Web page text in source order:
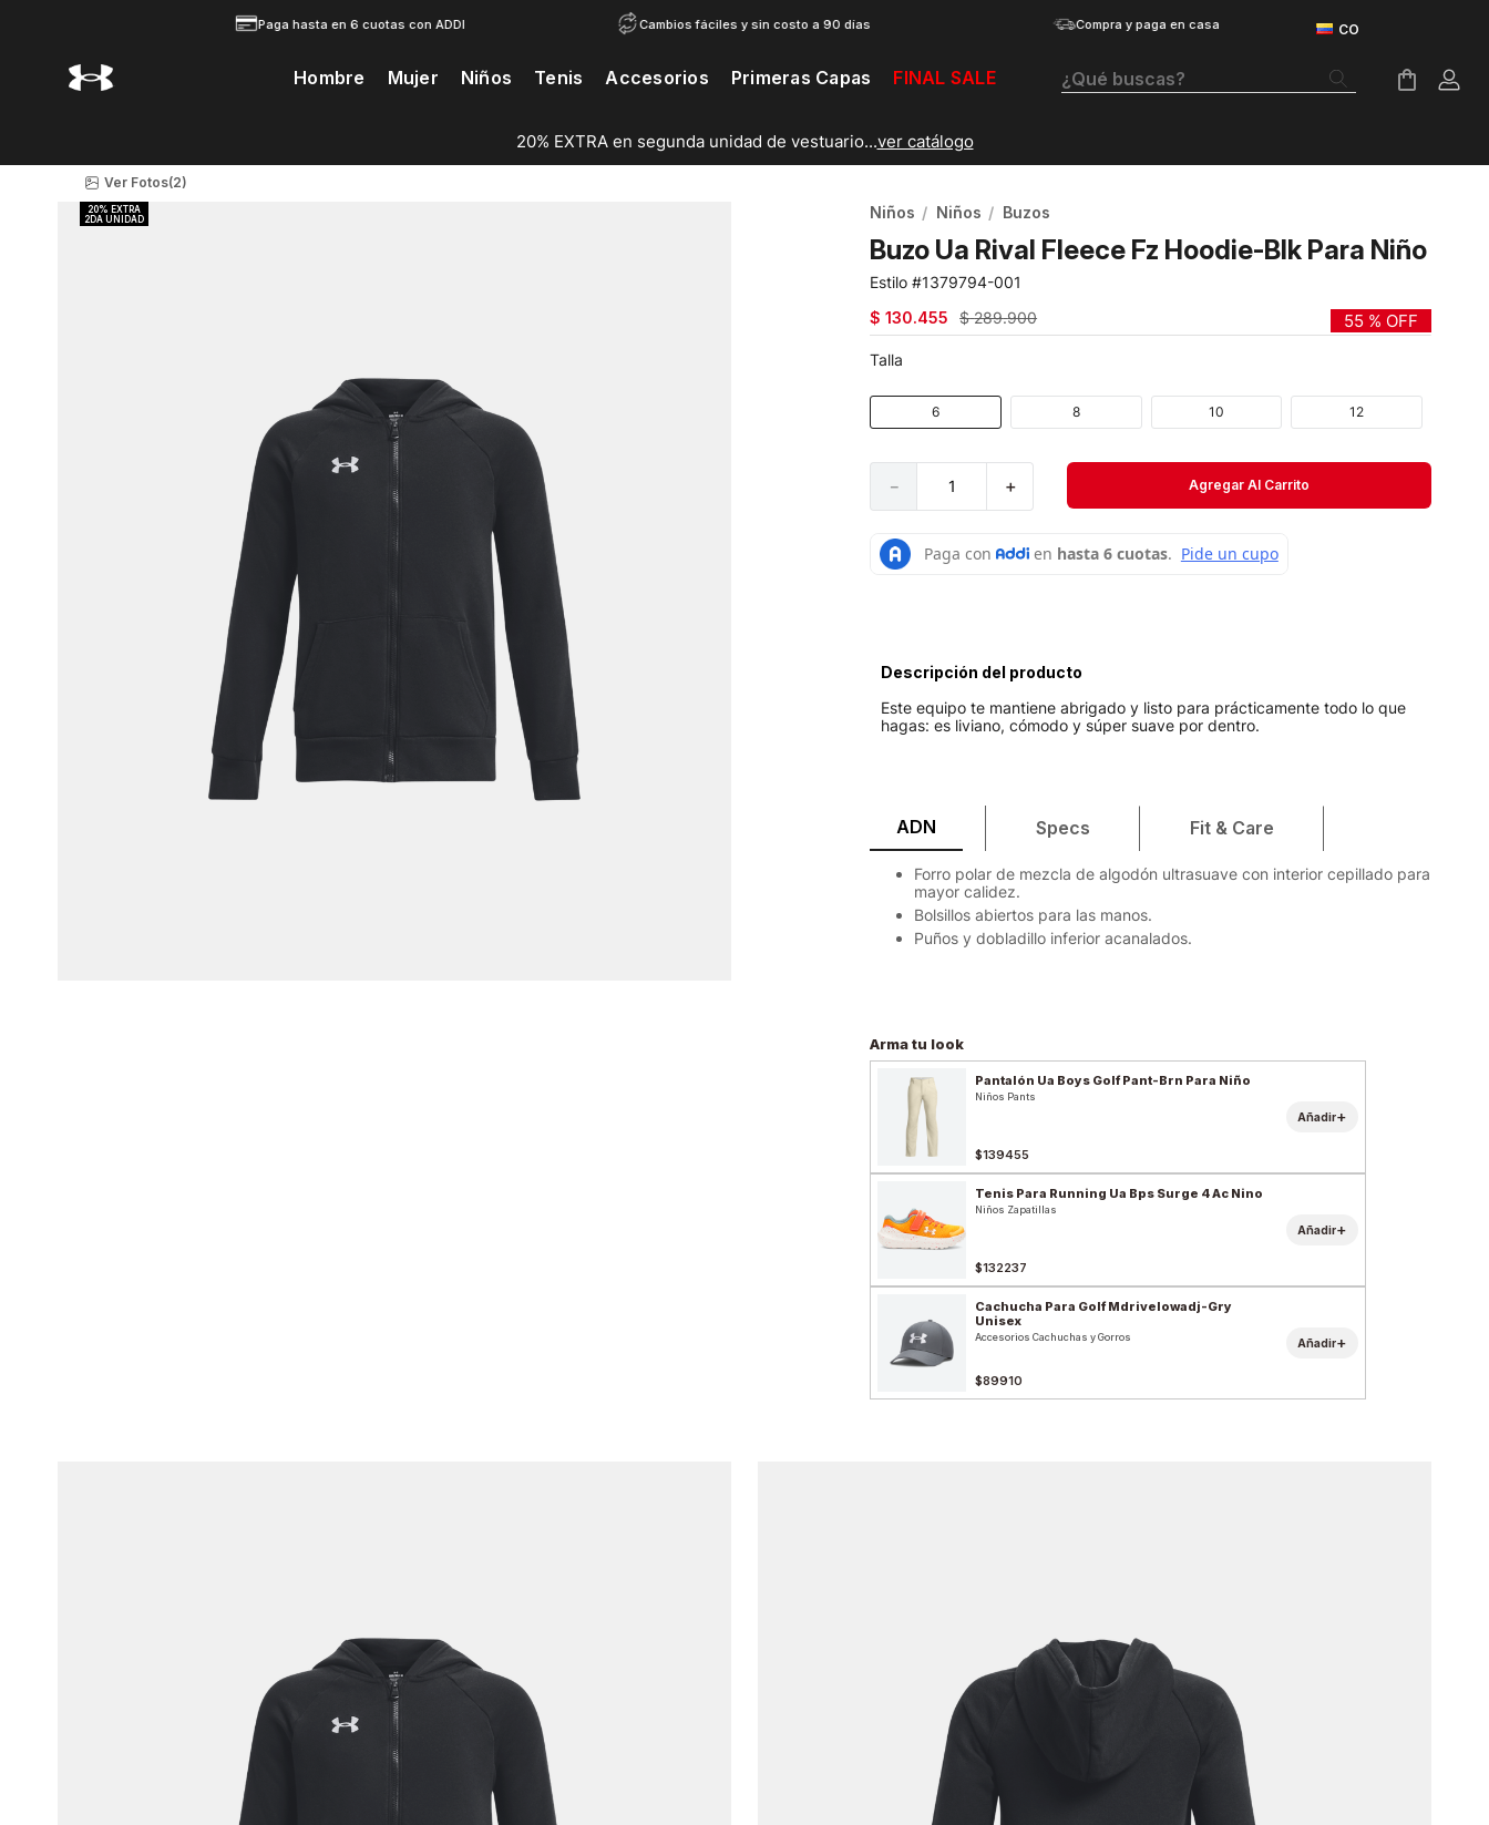
Paga hasta en 6 cuotas con ADDI Cambios fáciles y sin costo a 90 días Compra y paga en casa
Hombre Mujer Niños Tenis Accesorios Primeras Capas FINAL SALE ¿Qué buscas?
20% EXTRA en segunda unidad de vestuario...ver catálogo
Ver Fotos(2)
Niños Niños Buzos
Buzo Ua Rival Fleece Fz Hoodie-Blk Para Niño
1379794-001
$ 130.455 $ 289.900 55 % OFF
Talla
6 8 10 12
＋
－ Agregar Al Carrito
Descripción del producto
Este equipo te mantiene abrigado y listo para prácticamente todo lo que
hagas: es liviano, cómodo y súper suave por dentro.
ADN Specs Fit & Care
Forro polar de mezcla de algodón ultrasuave con interior cepillado para
mayor calidez.
Bolsillos abiertos para las manos.
Puños y dobladillo inferior acanalados.
Arma tu look
Pantalón Ua Boys Golf Pant-Brn Para Niño
Niños Pants
$139455
Añadir+
Tenis Para Running Ua Bps Surge 4 Ac Nino
Niños Zapatillas
$132237
Añadir+
Cachucha Para Golf Mdrivelowadj-Gry
Unisex
Accesorios Cachuchas y Gorros
$89910
Añadir+
Botas
Tenis Mujer
Velociti Distance
Velociti
Medias